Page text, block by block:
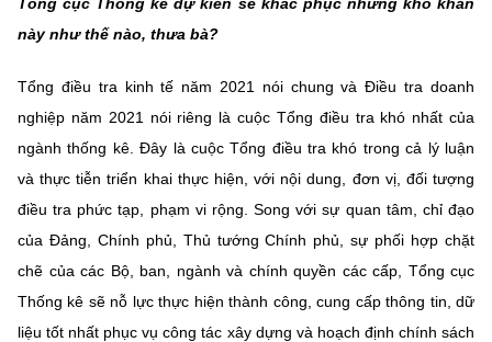
này như thế nào, thưa bà?
Tổng điều tra kinh tế năm 2021 nói chung và Điều tra doanh
nghiệp năm 2021 nói riêng là cuộc Tổng điều tra khó nhất của
ngành thống kê. Đây là cuộc Tổng điều tra khó trong cả lý luận
và thực tiễn triển khai thực hiện, với nội dung, đơn vị, đối tượng
điều tra phức tạp, phạm vi rộng. Song với sự quan tâm, chỉ đạo
của Đảng, Chính phủ, Thủ tướng Chính phủ, sự phối hợp chặt
chẽ của các Bộ, ban, ngành và chính quyền các cấp, Tổng cục
Thống kê sẽ nỗ lực thực hiện thành công, cung cấp thông tin, dữ
liệu tốt nhất phục vụ công tác xây dựng và hoạch định chính sách